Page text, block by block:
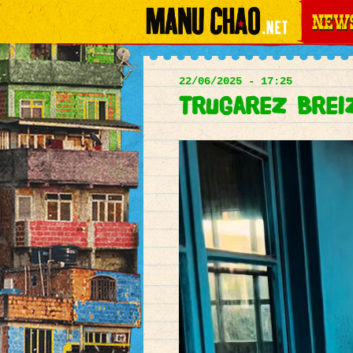
Main
menu
News
22/06/2025 - 17:25
Trugarez